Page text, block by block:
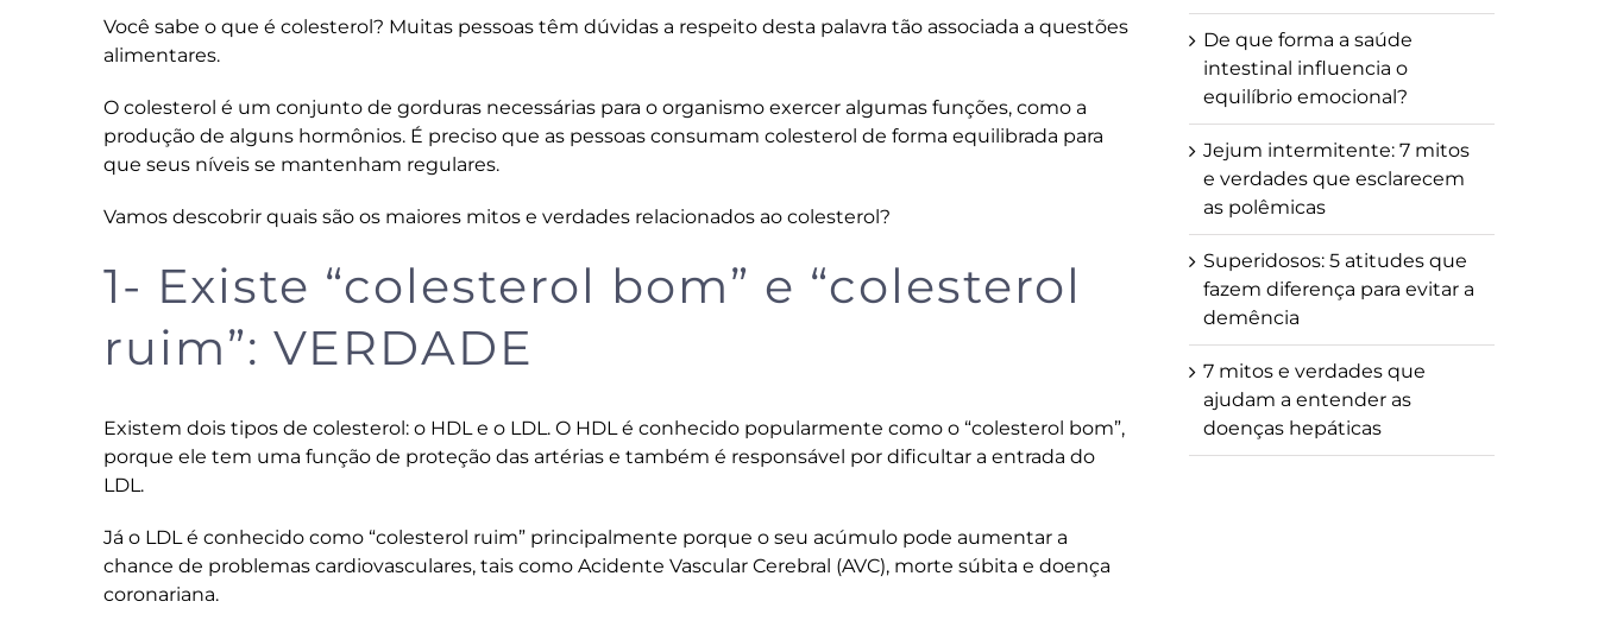
Você sabe o que é colesterol? Muitas pessoas têm dúvidas a respeito desta palavra tão associada a questões
alimentares.
O colesterol é um conjunto de gorduras necessárias para o organismo exercer algumas funções, como a
produção de alguns hormônios. É preciso que as pessoas consumam colesterol de forma equilibrada para
que seus níveis se mantenham regulares.
Vamos descobrir quais são os maiores mitos e verdades relacionados ao colesterol?
1- Existe “colesterol bom” e “colesterol
ruim”: VERDADE
Existem dois tipos de colesterol: o HDL e o LDL. O HDL é conhecido popularmente como o “colesterol bom”,
porque ele tem uma função de proteção das artérias e também é responsável por dificultar a entrada do
LDL.
Já o LDL é conhecido como “colesterol ruim” principalmente porque o seu acúmulo pode aumentar a
chance de problemas cardiovasculares, tais como Acidente Vascular Cerebral (AVC), morte súbita e doença
coronariana.
De que forma a saúde
intestinal influencia o
equilíbrio emocional?
Jejum intermitente: 7 mitos
e verdades que esclarecem
as polêmicas
Superidosos: 5 atitudes que
fazem diferença para evitar a
demência
7 mitos e verdades que
ajudam a entender as
doenças hepáticas